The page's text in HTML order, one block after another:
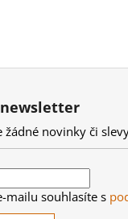
žádné novinky či
mailu souhlasíte s